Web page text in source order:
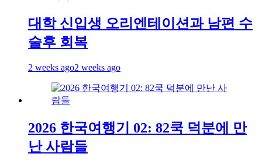
대학 신입생 오리엔테이션과 남편 수
술후 회복
2 weeks ago2 weeks ago
2026 한국여행기 02: 82쿡 덕분에 만
난 사람들